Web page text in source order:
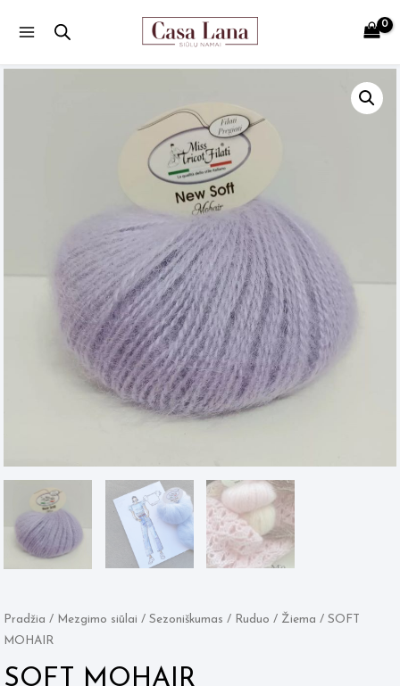
Pradžia / Mezgimo siūlai / Sezoniškumas / Ruduo / Žiema / SOFT
MOHAIR
SOFT MOHAIR